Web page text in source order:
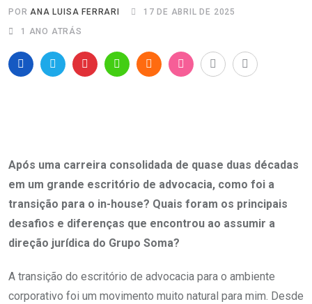
PORANA LUISA FERRARI
17 DE ABRIL DE 2025
1 ANO ATRÁS
Após uma carreira consolidada de quase duas décadas
em um grande escritório de advocacia, como foi a
transição para o in-house? Quais foram os principais
desafios e diferenças que encontrou ao assumir a
direção jurídica do Grupo Soma?
A transição do escritório de advocacia para o ambiente
corporativo foi um movimento muito natural para mim. Desde